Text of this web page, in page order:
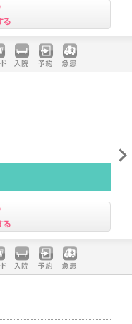
ッ
入院 予約 急患
ッ
入院 予約 急患